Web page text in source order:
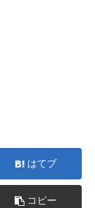
はてブ
コピー